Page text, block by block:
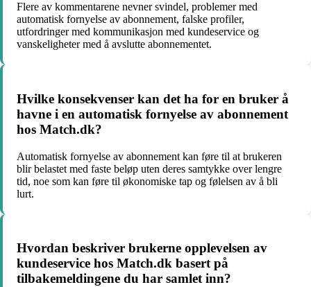
Flere av kommentarene nevner svindel, problemer med
automatisk fornyelse av abonnement, falske profiler,
utfordringer med kommunikasjon med kundeservice og
vanskeligheter med å avslutte abonnementet.
Hvilke konsekvenser kan det ha for en bruker å
havne i en automatisk fornyelse av abonnement
hos Match.dk?
Automatisk fornyelse av abonnement kan føre til at brukeren
blir belastet med faste beløp uten deres samtykke over lengre
tid, noe som kan føre til økonomiske tap og følelsen av å bli
lurt.
Hvordan beskriver brukerne opplevelsen av
kundeservice hos Match.dk basert på
tilbakemeldingene du har samlet inn?